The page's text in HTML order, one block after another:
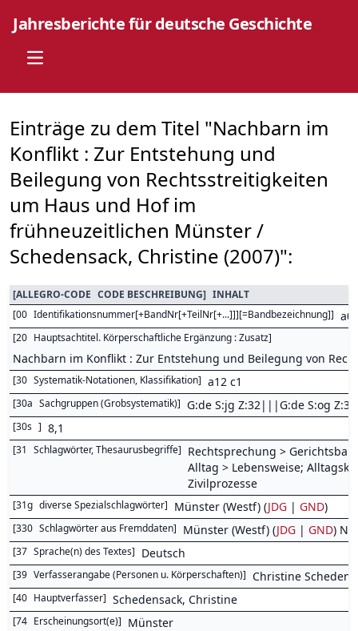
Jahresberichte für deutsche Geschichte
Open main menu
Einträge zu dem Titel "Nachbarn im
Konflikt : Zur Entstehung und
Beilegung von Rechtsstreitigkeiten
um Haus und Hof im
frühneuzeitlichen Münster /
Schedensack, Christine (2007)":
[ALLEGRO-CODE CODE BESCHREIBUNG] INHALT
[00 Identifikationsnummer[+BandNr[+TeilNr[+...]]][=Bandbezeichnung]]
[20 Hauptsachtitel. Körperschaftliche Ergänzung : Zusatz]
Nachbarn im Konflikt : Zur Entstehung und Beilegung von
[30 Systematik-Notationen, Klassifikation] a12 c1
[30a Sachgruppen (Grobsystematik)] G:de S:jg Z:32|||G:de S:og
[30s ] 8,1
[31 Schlagwörter, Thesaurusbegriffe] Rechtsprechung >
Alltag > Lebensweise;
Zivilprozesse
[31g diverse Spezialschlagwörter] Münster (Westf) (JDG | GND)
[330 Schlagwörter aus Fremddaten] Münster (Westf) (JDG | GND)
[37 Sprache(n) des Textes] Deutsch
[39 Verfasserangabe (Personen u. Körperschaften)] Christine
[40 Hauptverfasser] Schedensack, Christine
[74 Erscheinungsort(e)] Münster